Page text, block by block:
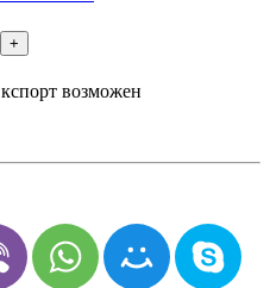
+
возможен